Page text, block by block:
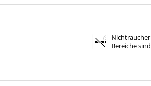
Bereiche